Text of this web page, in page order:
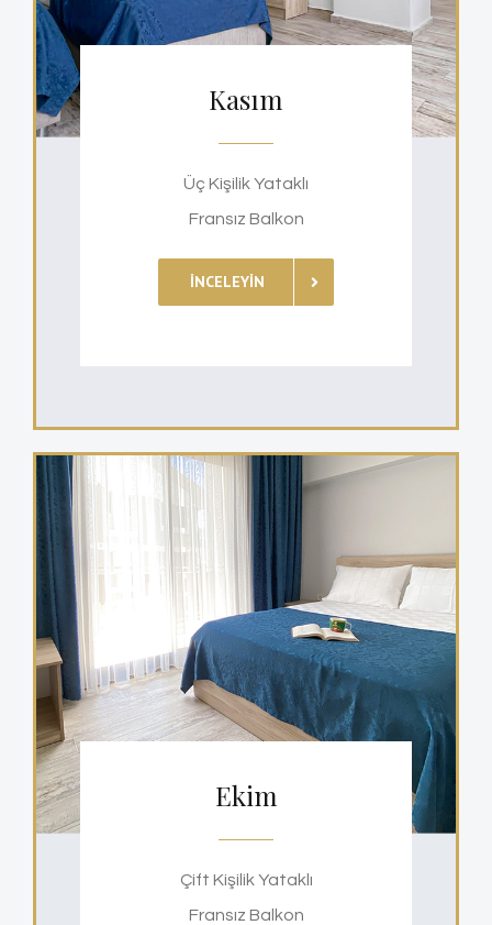
Kasım
Üç Kişilik Yataklı
Fransız Balkon
İNCELEYIN
Ekim
Çift Kişilik Yataklı
Fransız Balkon